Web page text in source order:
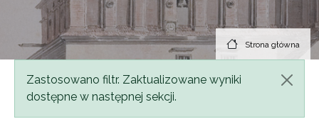
Strona główna
Komunikat
Zastosowano filtr. Zaktualizowane wyniki
dostępne w następnej sekcji.